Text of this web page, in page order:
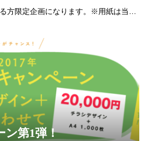
方限定企画になります。※用紙は当社
ン第1弾！